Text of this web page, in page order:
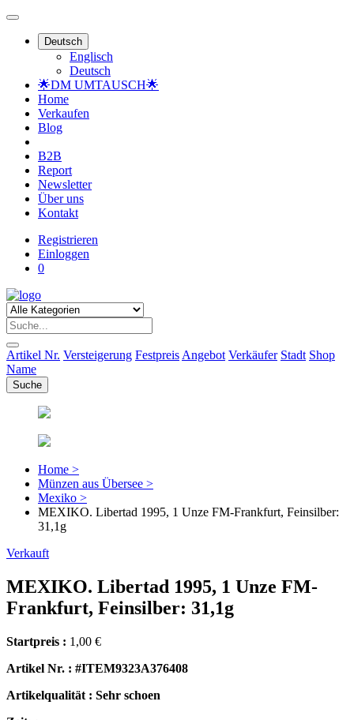
Deutsch
Englisch
Deutsch
🌟DM UMTAUSCH🌟
Home
Verkaufen
Blog
B2B
Report
Newsletter
Über uns
Kontakt
Registrieren
Einloggen
0
Artikel Nr. Versteigerung Festpreis Angebot Verkäufer Stadt Shop
Name
Home >
Münzen aus Übersee >
Mexiko >
MEXIKO. Libertad 1995, 1 Unze FM-Frankfurt, Feinsilber:
31,1g
Verkauft
MEXIKO. Libertad 1995, 1 Unze FM-
Frankfurt, Feinsilber: 31,1g
Startpreis : 1,00 €
Artikel Nr. : #ITEM9323A376408
Artikelqualität : Sehr schoen